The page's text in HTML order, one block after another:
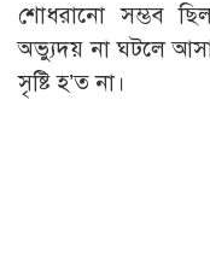
শোধরানো সম্ভব
অভ্যুদয় না ঘটলে
সৃষ্টি হ’ত না।